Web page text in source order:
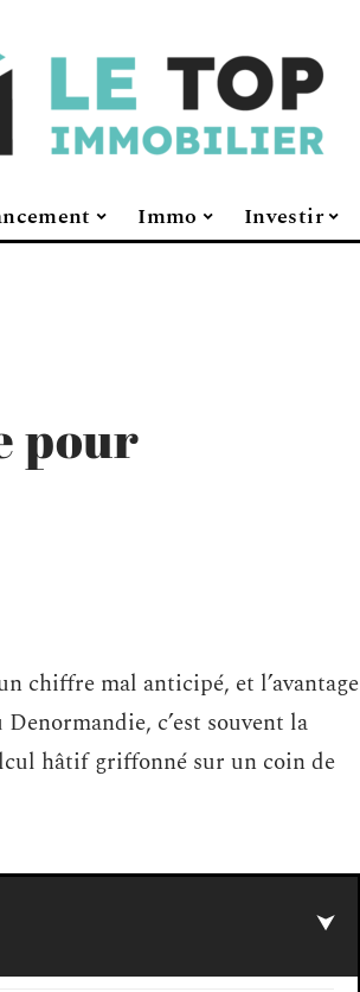
Immo Investir
pour
chiffre mal anticipé, et l’avantage
c’est souvent la
hâtif griffonné sur un coin de